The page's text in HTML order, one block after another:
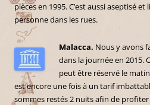
pièces en 1995. C’est aussi aseptisé
personne dans les rues.
Malacca. Nous y avons
dans la journée en 2015.
peut être réservé le
est encore une fois à un tarif
sommes restés 2 nuits afin de profiter